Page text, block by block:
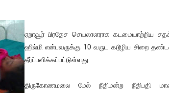
படித்த மாணவர்கள் தொடர்பில் நாடாளுமன்றத்தில்
இலங்கைத் தமிழ் குடும்பம்!! நடந்தது என்ன
: ரஜினிக்காக இலங்கை பாடலாசிரியர் வெளியிட்ட...
ஏறாவூர் பிரதேச செயலாளராக கடமையாற்றிய
ஹில்மி என்பவருக்கு 10 வருட கடூழிய சிறை
தீர்ப்பளிக்கப்பட்டுள்ளது.
திருகோணமலை மேல் நீதிமன்ற நீதிபதி